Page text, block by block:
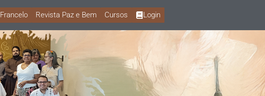
Francelo Revista Paz e Bem Cursos Login